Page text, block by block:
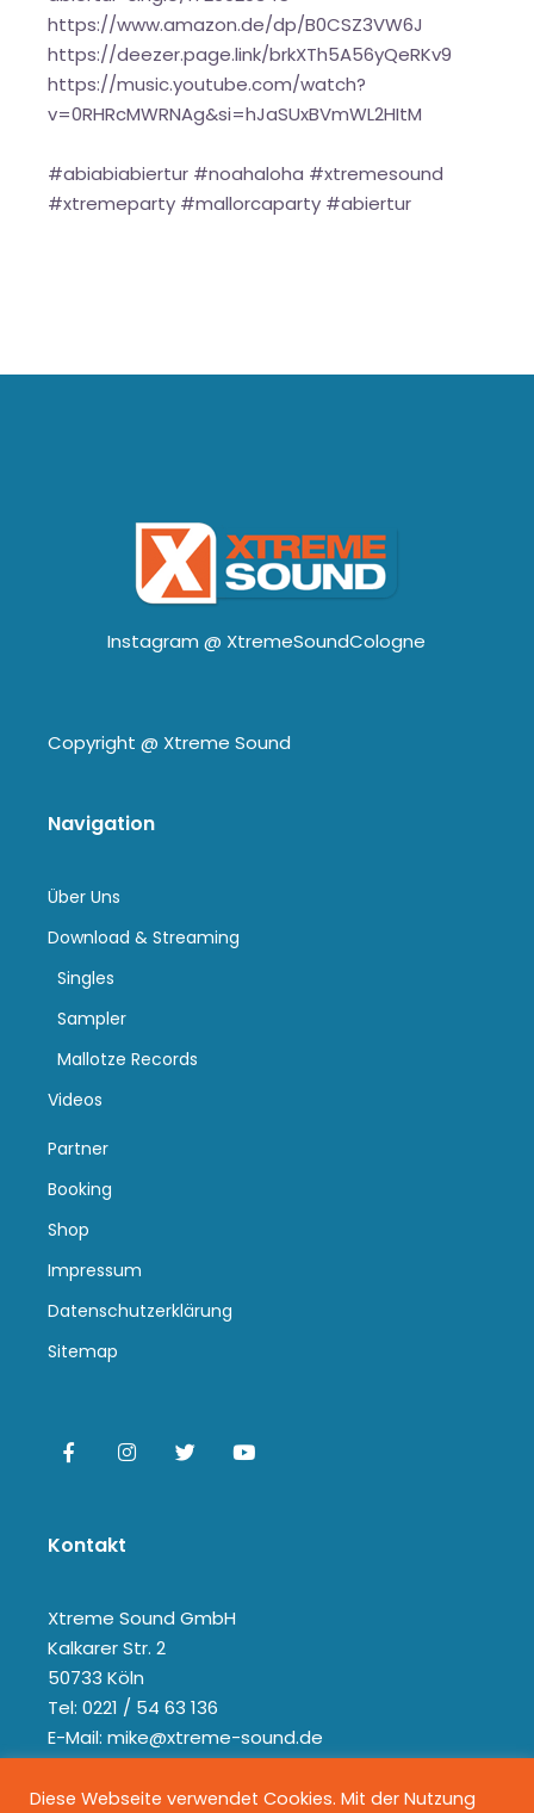
https://www.amazon.de/dp/B0CSZ3VW6J
https://deezer.page.link/brkXTh5A56yQeRKv9
https://music.youtube.com/watch?
v=0RHRcMWRNAg&si=hJaSUxBVmWL2HItM
#abiabiabiertur #noahaloha #xtremesound
#xtremeparty #mallorcaparty #abiertur
Instagram @ XtremeSoundCologne
Copyright @ Xtreme Sound
Navigation
Über Uns
Download & Streaming
Singles
Sampler
Mallotze Records
Videos
Partner
Booking
Shop
Impressum
Datenschutzerklärung
Sitemap
Kontakt
Xtreme Sound GmbH
Kalkarer Str. 2
50733 Köln
Tel: 0221 / 54 63 136
E-Mail: mike@xtreme-sound.de
Diese Webseite verwendet Cookies. Mit der Nutzung